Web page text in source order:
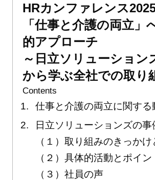
HRカンファレンス
「仕事と介護の両立」
的アプローチ
～日立ソリューション
から学ぶ全社での取り
Contents
仕事と介護の両立に関する
日立ソリューションズの事
（１）取り組みのきっかけ
（２）具体的活動とポイン
（３）社員の声